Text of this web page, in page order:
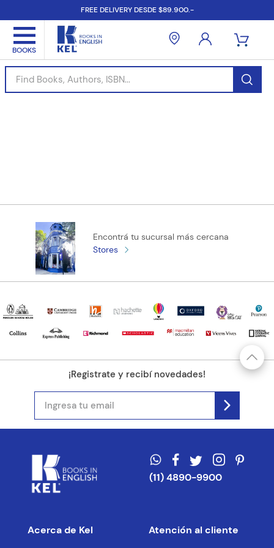
FREE DELIVERY DESDE $89.900.-
Find Books, Authors, ISBN...
Encontrá tu sucursal más cercana
Stores
¡Registrate y recibí novedades!
(11) 4890-9900
Acerca de Kel Atención al cliente